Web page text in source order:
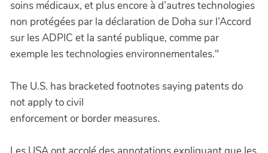
soins médicaux, et plus encore à d’autres technologies
non protégées par la déclaration de Doha sur l’Accord
sur les ADPIC et la santé publique, comme par
exemple les technologies environnementales."
The U.S. has bracketed footnotes saying patents do
not apply to civil
enforcement or border measures.